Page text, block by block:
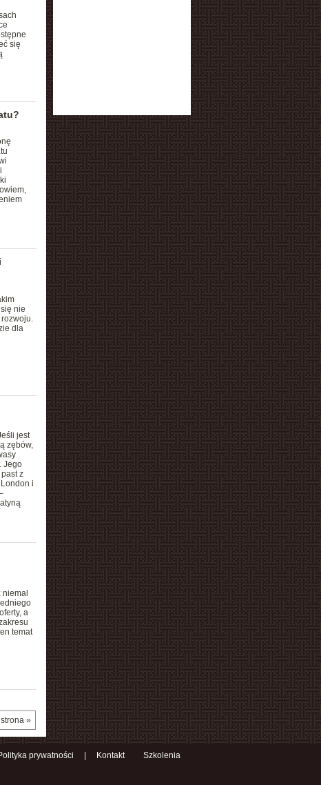
się
nie
dla
jest
zębów,
Jego
z
i
a
temat
»
prywatności Kontakt Szkolenia